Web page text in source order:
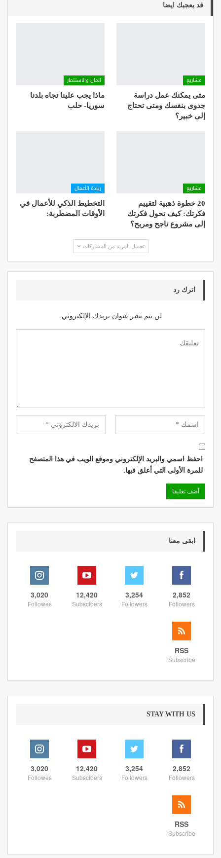
قد يعجبك ايضا
مشاريع
متى يمكنك عمل دراسة
جدوى بنفسك ومتى تحتاج
إلى خبير؟
المال والاستثمار
ماذا يجب علينا تجاه بلدنا
سوريا- حلب
مشاريع
20 خطوة ذهبية لتقييم
فكرتك: كيف تحول فكرتك
إلى مشروع ناجح ومربح؟
ريادة الأعمال
التخطيط الذكي للأعمال في
الأوقات المضطربة:
تحميل المزيد من المشاركات
اترك رد
لن يتم نشر عنوان بريدك الإلكتروني.
احفظ اسمي والبريد الإلكتروني وموقع الويب في هذا المتصفح
للمرة الأولى التي أعلق فيها.
ابقى معنا
2,852
Followers
3,254
Followers
12,420
Subscibers
3,020
Followes
RSS
Subscribe
STAY WITH US
2,852
Followers
3,254
Followers
12,420
Subscibers
3,020
Followes
RSS
Subscribe